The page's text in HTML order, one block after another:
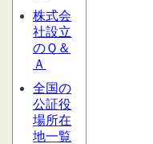
株式会
社設立
のＱ＆
Ａ
全国の
公証役
場所在
地一覧